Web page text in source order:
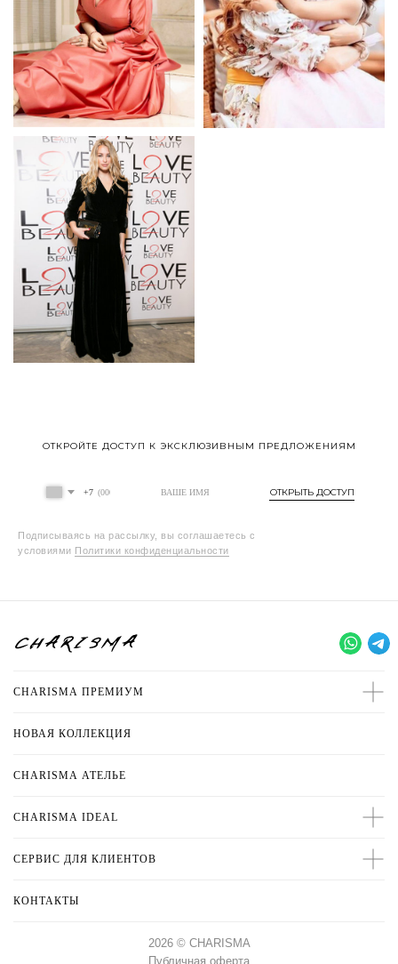
ОТКРОЙТЕ ДОСТУП К ЭКСКЛЮЗИВНЫМ ПРЕДЛОЖЕНИЯМ
+7 ОТКРЫТЬ ДОСТУП
Подписываясь на рассылку, вы соглашаетесь с
условиями Политики конфиденциальности
CHARISMA ПРЕМИУМ
НОВАЯ КОЛЛЕКЦИЯ
CHARISMA АТЕЛЬЕ
CHARISMA IDEAL
СЕРВИС ДЛЯ КЛИЕНТОВ
КОНТАКТЫ
2026 © CHARISMA
Публичная оферта